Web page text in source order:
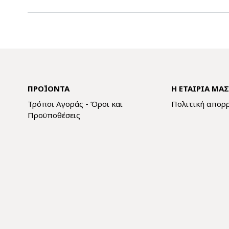
ΠΡΟΪΌΝΤΑ
Τρόποι Αγοράς - Όροι και
Προϋποθέσεις
Η ΕΤΑΙΡΊΑ ΜΑΣ
Πολιτική